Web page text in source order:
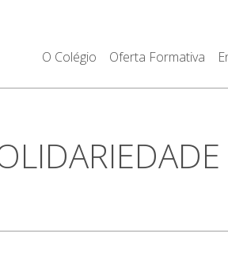
O Colégio Oferta Formativa